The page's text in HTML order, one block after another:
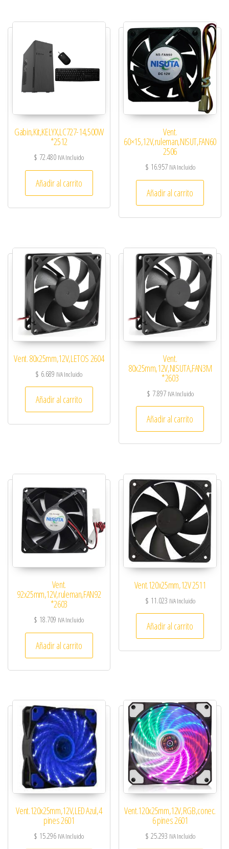
Gabin,Kit,KELYX,LC727-14,500W
*2512
$ 72.480 IVA Incluido
Añadir al carrito
Vent.
60×15,12V,ruleman,NISUT,FAN60
2506
$ 16.957 IVA Incluido
Añadir al carrito
Vent. 80x25mm,12V,LETOS 2604
$ 6.689 IVA Incluido
Añadir al carrito
Vent.
80x25mm,12V,NISUTA,FAN3M
*2603
$ 7.897 IVA Incluido
Añadir al carrito
Vent.
92x25mm,12V,ruleman,FAN92
*2603
$ 18.709 IVA Incluido
Añadir al carrito
Vent.120x25mm,12V 2511
$ 11.023 IVA Incluido
Añadir al carrito
Vent.120x25mm,12V,LED Azul,4
pines 2601
$ 15.296 IVA Incluido
Vent.120x25mm,12V,RGB,conec.
6 pines 2601
$ 25.293 IVA Incluido